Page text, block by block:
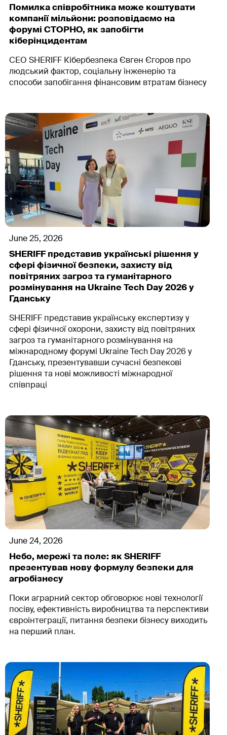
Помилка співробітника може коштувати
компанії мільйони: розповідаємо на
форумі СТОРНО, як запобігти
кіберінцидентам
CEO SHERIFF Кібербезпека Євген Єгоров про
людський фактор, соціальну інженерію та
способи запобігання фінансовим втратам бізнесу
June 25, 2026
SHERIFF представив українські рішення у
сфері фізичної безпеки, захисту від
повітряних загроз та гуманітарного
розмінування на Ukraine Tech Day 2026 у
Гданську
SHERIFF представив українську експертизу у
сфері фізичної охорони, захисту від повітряних
загроз та гуманітарного розмінування на
міжнародному форумі Ukraine Tech Day 2026 у
Гданську, презентувавши сучасні безпекові
рішення та нові можливості міжнародної
співпраці
June 24, 2026
Небо, мережі та поле: як SHERIFF
презентував нову формулу безпеки для
агробізнесу
Поки аграрний сектор обговорює нові технології
посіву, ефективність виробництва та перспективи
євроінтеграції, питання безпеки бізнесу виходить
на перший план.